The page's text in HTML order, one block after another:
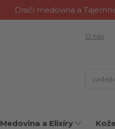
Dračí medovina a
O nás
Medovina a Elixíry